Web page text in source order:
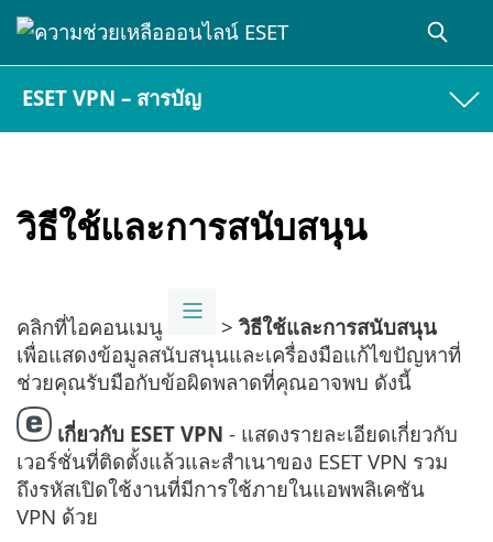
ESET VPN – สารบัญ
วิธีใช้และการสนับสนุน
คลิกที่ไอคอนเมนู >วิธีใช้และการสนับสนุน
เพื่อแสดงข้อมูลสนับสนุนและเครื่องมือแก้ไขปัญหาที่
ช่วยคุณรับมือกับข้อผิดพลาดที่คุณอาจพบ ดังนี้
เกี่ยวกับ ESET VPN - แสดงรายละเอียดเกี่ยวกับ
เวอร์ชั่นที่ติดตั้งแล้วและสำเนาของ ESET VPN รวม
ถึงรหัสเปิดใช้งานที่มีการใช้ภายในแอพพลิเคชัน
VPN ด้วย